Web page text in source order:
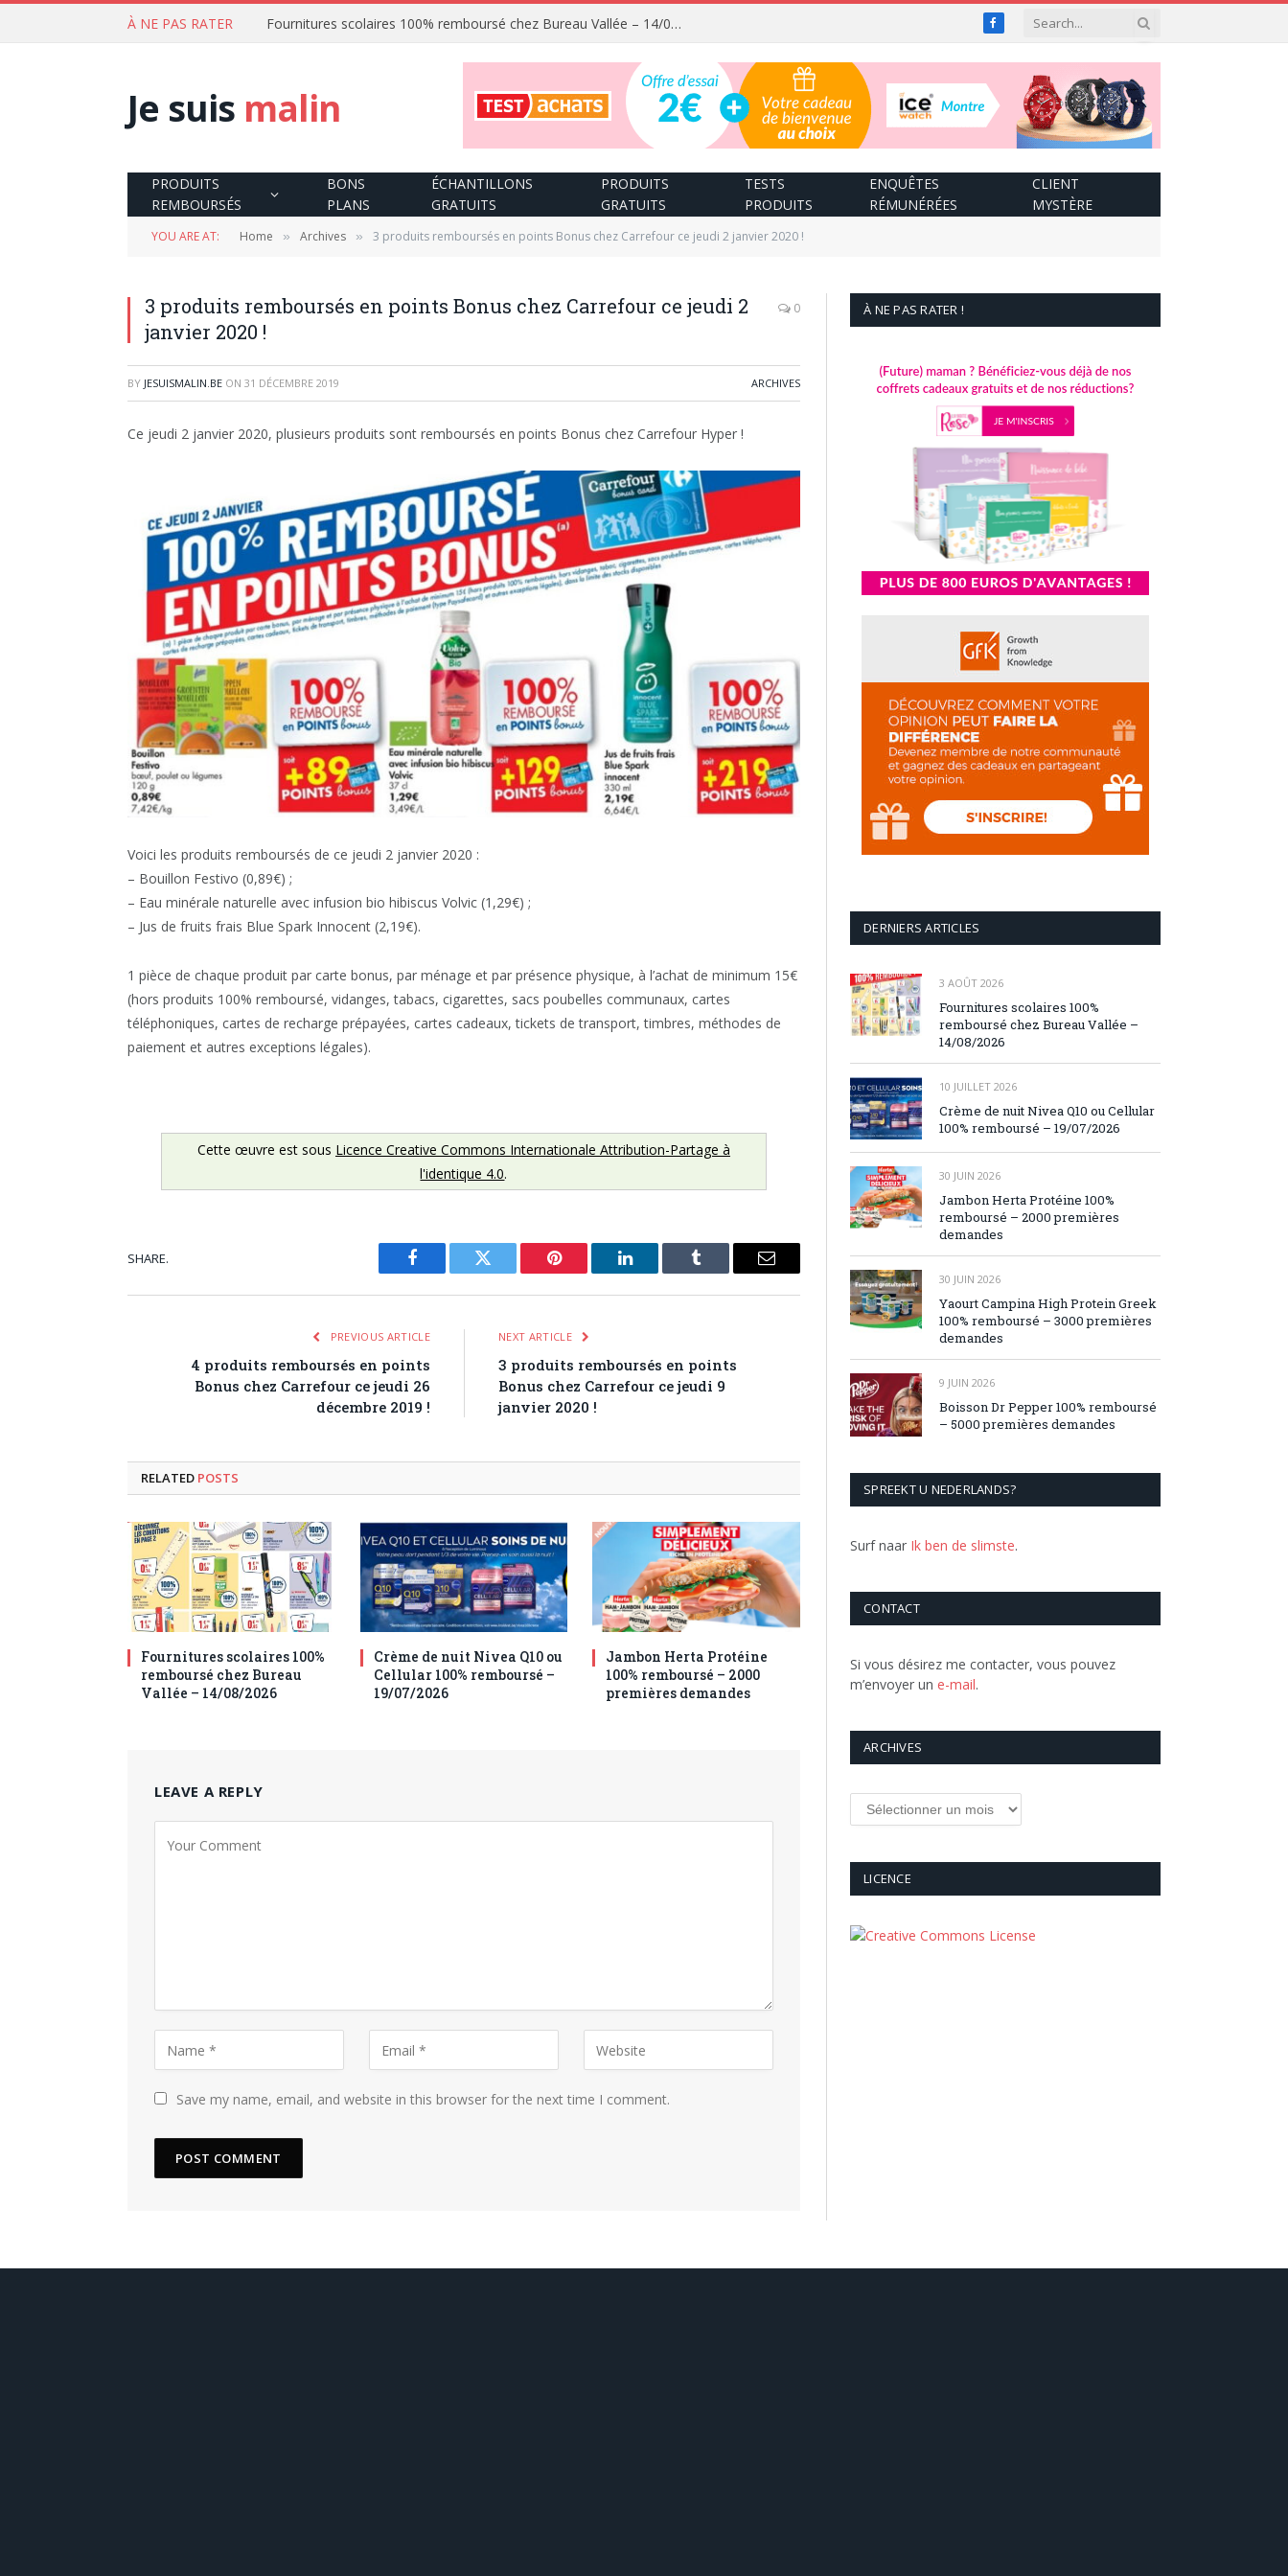
À NE PAS RATER Fournitures scolaires 100% remboursé chez Bureau Vallée – 14/08/2026 Facebook
Je suis malin
PRODUITS
REMBOURSÉS
BONS
PLANS
ÉCHANTILLONS
GRATUITS
PRODUITS
GRATUITS
TESTS
PRODUITS
ENQUÊTES
RÉMUNÉRÉES
CLIENT
MYSTÈRE
YOU ARE AT: Home » Archives » 3 produits remboursés en points Bonus chez Carrefour ce jeudi 2 janvier 2020 !
3 produits remboursés en points Bonus chez Carrefour ce jeudi 2
janvier 2020 !
0
BY JESUISMALIN.BE ON 31 DÉCEMBRE 2019 ARCHIVES
Ce jeudi 2 janvier 2020, plusieurs produits sont remboursés en points Bonus chez Carrefour Hyper !
Voici les produits remboursés de ce jeudi 2 janvier 2020 :
– Bouillon Festivo (0,89€) ;
– Eau minérale naturelle avec infusion bio hibiscus Volvic (1,29€) ;
– Jus de fruits frais Blue Spark Innocent (2,19€).
1 pièce de chaque produit par carte bonus, par ménage et par présence physique, à l’achat de minimum 15€
(hors produits 100% remboursé, vidanges, tabacs, cigarettes, sacs poubelles communaux, cartes
téléphoniques, cartes de recharge prépayées, cartes cadeaux, tickets de transport, timbres, méthodes de
paiement et autres exceptions légales).
Cette œuvre est sous Licence Creative Commons Internationale Attribution-Partage à
l'identique 4.0.
SHARE.
Facebook Twitter Pinterest LinkedIn Tumblr Email
PREVIOUS ARTICLE
4 produits remboursés en points
Bonus chez Carrefour ce jeudi 26
décembre 2019 !
NEXT ARTICLE
3 produits remboursés en points
Bonus chez Carrefour ce jeudi 9
janvier 2020 !
RELATED POSTS
Fournitures scolaires 100%
remboursé chez Bureau
Vallée – 14/08/2026
Crème de nuit Nivea Q10 ou
Cellular 100% remboursé –
19/07/2026
Jambon Herta Protéine
100% remboursé – 2000
premières demandes
LEAVE A REPLY
Save my name, email, and website in this browser for the next time I comment.
À NE PAS RATER !
DERNIERS ARTICLES
3 AOÛT 2026
Fournitures scolaires 100%
remboursé chez Bureau Vallée –
14/08/2026
10 JUILLET 2026
Crème de nuit Nivea Q10 ou Cellular
100% remboursé – 19/07/2026
30 JUIN 2026
Jambon Herta Protéine 100%
remboursé – 2000 premières
demandes
30 JUIN 2026
Yaourt Campina High Protein Greek
100% remboursé – 3000 premières
demandes
9 JUIN 2026
Boisson Dr Pepper 100% remboursé
– 5000 premières demandes
SPREEKT U NEDERLANDS?
Surf naar Ik ben de slimste.
CONTACT
Si vous désirez me contacter, vous pouvez
m’envoyer un e-mail.
ARCHIVES
LICENCE